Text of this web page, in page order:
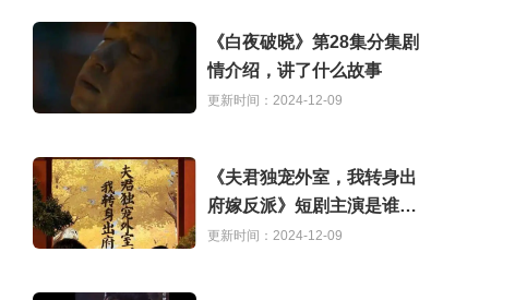
《白夜破晓》第28集分集剧
情介绍，讲了什么故事
更新时间：2024-12-09
《夫君独宠外室，我转身出
府嫁反派》短剧主演是谁，
讲了什么故事
更新时间：2024-12-09